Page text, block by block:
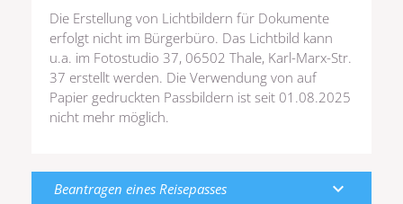
Die Erstellung von Lichtbildern für Dokumente
erfolgt nicht im Bürgerbüro. Das Lichtbild kann
u.a. im Fotostudio 37, 06502 Thale, Karl-Marx-Str.
37 erstellt werden. Die Verwendung von auf
Papier gedruckten Passbildern ist seit 01.08.2025
nicht mehr möglich.
Beantragen eines Reisepasses expand_more